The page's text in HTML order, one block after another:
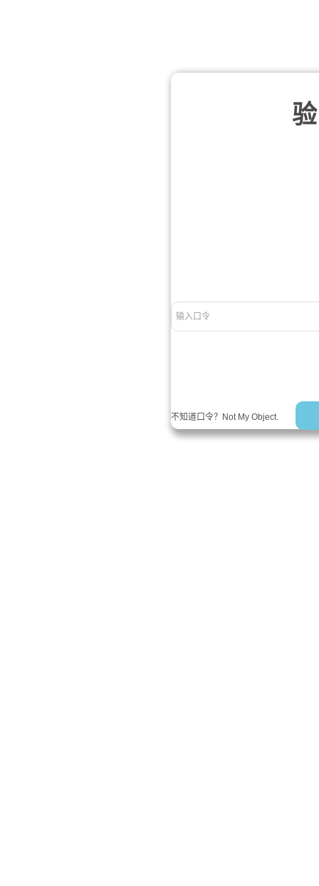
不知道口令？Not My Object.